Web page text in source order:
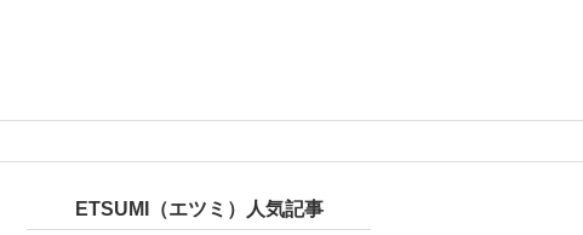
ETSUMI（エツミ）人気記事